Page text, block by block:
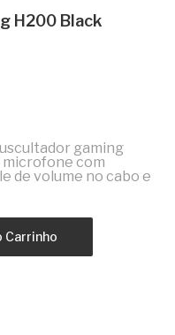
H200 Black
gaming
microfone com
de volume no cabo e
Carrinho